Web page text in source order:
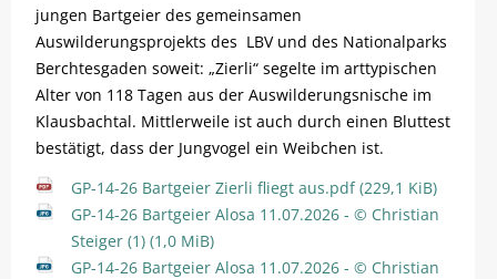
jungen Bartgeier des gemeinsamen
Auswilderungsprojekts des LBV und des Nationalparks
Berchtesgaden soweit: „Zierli“ segelte im arttypischen
Alter von 118 Tagen aus der Auswilderungsnische im
Klausbachtal. Mittlerweile ist auch durch einen Bluttest
bestätigt, dass der Jungvogel ein Weibchen ist.
GP-14-26 Bartgeier Zierli fliegt aus.pdf(229,1 KiB)
GP-14-26 Bartgeier Alosa 11.07.2026 - © Christian
Steiger (1) (1,0 MiB)
GP-14-26 Bartgeier Alosa 11.07.2026 - © Christian